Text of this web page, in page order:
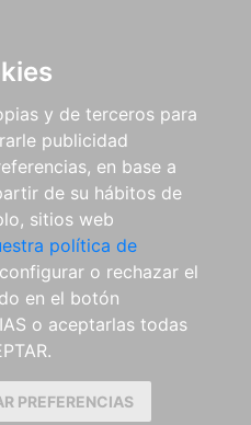
y de terceros para
publicidad
en base a
de su hábitos de
sitios web
política de
o rechazar el
en el botón
o aceptarlas todas
PREFERENCIAS